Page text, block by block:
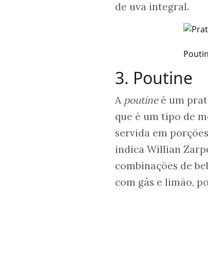
de uva integral.
3. Poutine
A poutine é um
que é um tipo de
servida em
indica Willian
combinações de
com gás e limão,